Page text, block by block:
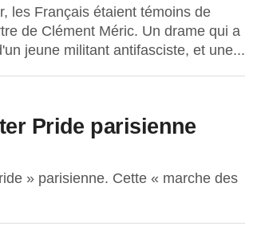
les Français étaient témoins de
de Clément Méric. Un drame qui a
jeune militant antifasciste, et une...
Pride parisienne
» parisienne. Cette « marche des